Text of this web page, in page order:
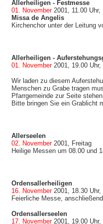
Allerheiligen - Festmesse
01. November2001, 11.00 Uhr,
Missa de Angelis
Kirchenchor unter der Leitung
Allerheiligen -
01. November2001, 19.00 Uhr,
Wir laden zu diesem
Menschen zu Grabe tragen
Pfarrgemeinde zur Seite
Bitte bringen Sie ein Grablicht
Allerseelen
02. November2001, Freitag
Heilige Messen um 08.00 und
Ordensallerheiligen
16. November2001, 18.30 Uhr,
Feierliche Messe,
Ordensallerseelen
17. November2001, 19.00 Uhr,